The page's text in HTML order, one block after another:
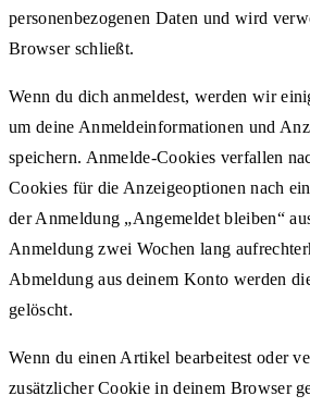
personenbezogenen Daten und wird
Browser schließt.
Wenn du dich anmeldest, werden wir
um deine Anmeldeinformationen und
speichern. Anmelde-Cookies verfallen
Cookies für die Anzeigeoptionen nach
der Anmeldung „Angemeldet bleiben“
Anmeldung zwei Wochen lang
Abmeldung aus deinem Konto werden
gelöscht.
Wenn du einen Artikel bearbeitest oder
zusätzlicher Cookie in deinem Browser